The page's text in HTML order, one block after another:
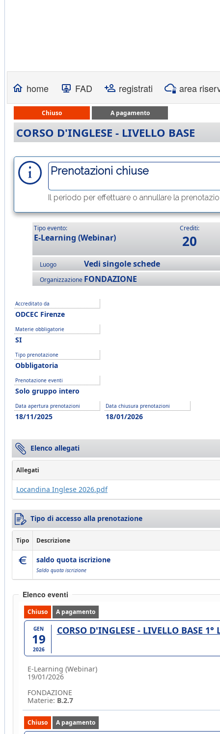
home FAD registrati area
Chiuso A pagamento
CORSO D'INGLESE - LIVELLO BASE
Prenotazioni chiuse
Il periodo per effettuare o annullare la
Tipo evento:
E-Learning (Webinar)
Crediti:
20
Luogo Vedi singole schede
Organizzazione FONDAZIONE
Accreditato da
ODCEC Firenze
Materie obbligatorie
SI
Tipo prenotazione
Obbligatoria
Prenotazione eventi
Solo gruppo intero
Data apertura prenotazioni
18/11/2025
Data chiusura prenotazioni
18/01/2026
Elenco allegati
Allegati
Locandina Inglese 2026.pdf
Tipo di accesso alla prenotazione
Tipo Descrizione
saldo quota iscrizione
Saldo quota iscrizione
Elenco eventi
Chiuso A pagamento
GEN
19
2026
CORSO D'INGLESE - LIVELLO BASE 1°
E-Learning (Webinar)
19/01/2026
FONDAZIONE
Materie: B.2.7
Chiuso A pagamento